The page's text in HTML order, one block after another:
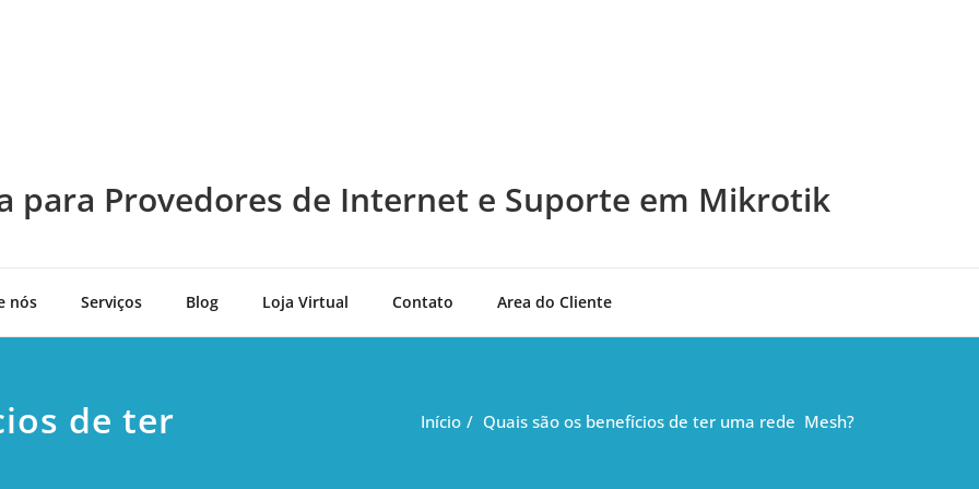
para Provedores de Internet e Suporte em Mikrotik
nós Serviços Blog Loja Virtual Contato Area do Cliente
de ter
Início Quais são os benefícios de ter uma rede Mesh?